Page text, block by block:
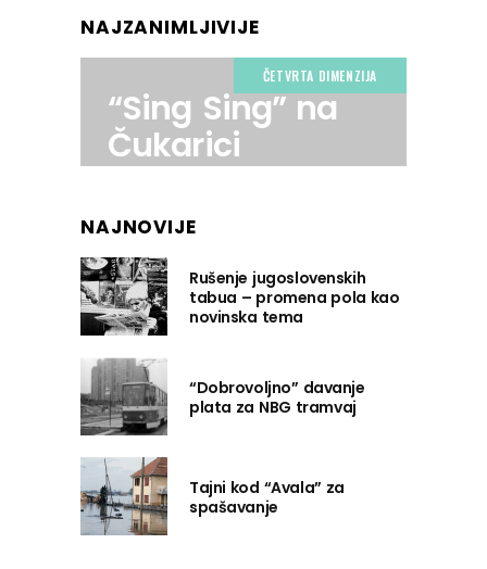
NAJZANIMLJIVIJE
ČETVRTA DIMENZIJA
“Sing Sing” na
Čukarici
NAJNOVIJE
Rušenje jugoslovenskih
tabua – promena pola kao
novinska tema
“Dobrovoljno” davanje
plata za NBG tramvaj
Tajni kod “Avala” za
spašavanje